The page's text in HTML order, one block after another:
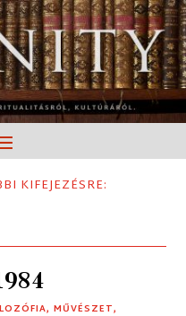
KIFEJEZÉSRE:
,MŰVÉSZET,